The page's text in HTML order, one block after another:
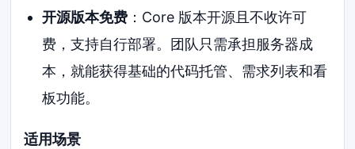
开源版本免费：Core 版本开源且不收许可
费，支持自行部署。团队只需承担服务器成
本，就能获得基础的代码托管、需求列表和看
板功能。
适用场景